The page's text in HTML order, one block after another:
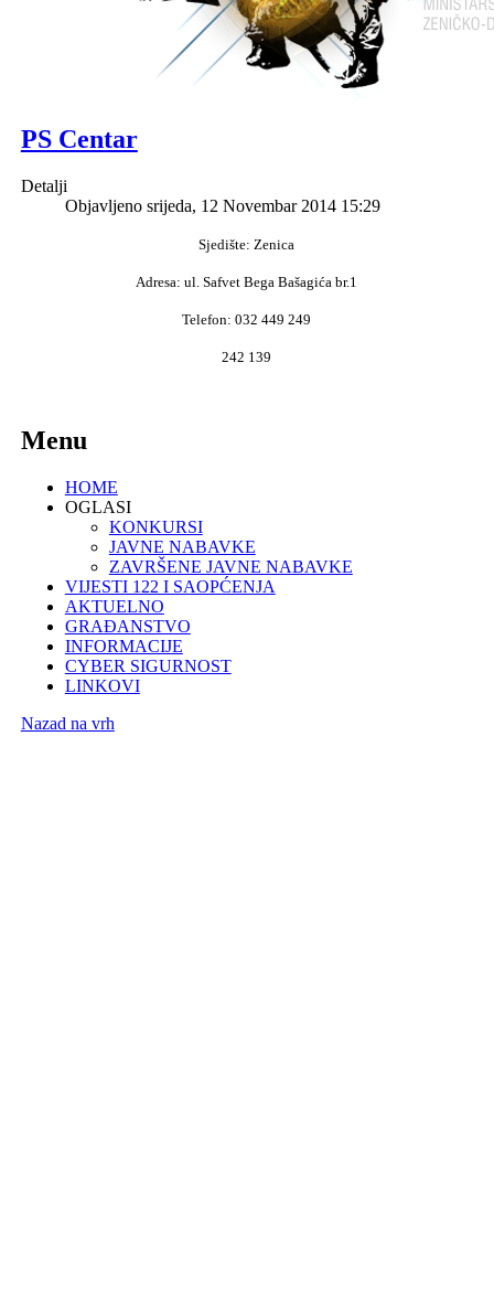
PS Centar
Detalji
Objavljeno srijeda, 12 Novembar 2014 15:29
Sjedište: Zenica
Adresa: ul. Safvet Bega Bašagića br.1
Telefon: 032 449 249
242 139
Menu
HOME
OGLASI
KONKURSI
JAVNE NABAVKE
ZAVRŠENE JAVNE NABAVKE
VIJESTI 122 I SAOPĆENJA
AKTUELNO
GRAĐANSTVO
INFORMACIJE
CYBER SIGURNOST
LINKOVI
Nazad na vrh